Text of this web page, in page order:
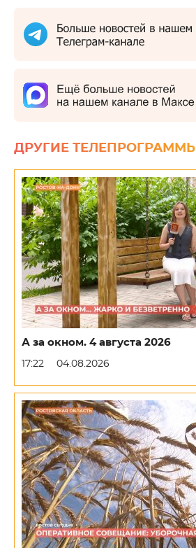
ДРУГИЕ ТЕЛЕПРОГРАММЫ
А за окном. 4 августа 2026
17:22 04.08.2026